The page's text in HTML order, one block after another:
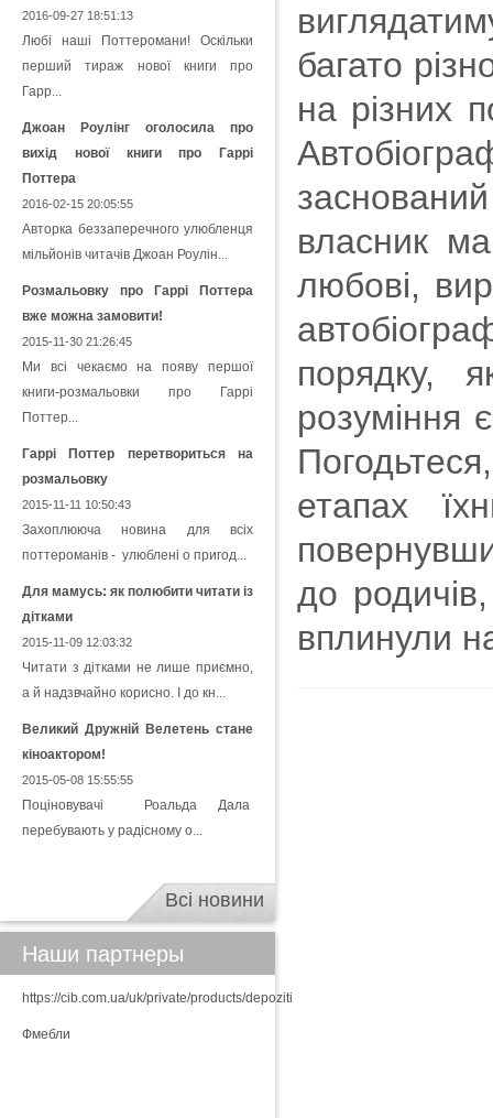
багато
на різних
власник
любові,
порядку,
розуміння
етапах
до родичів,
вплинули
2016-09-27 18:51:13
Любі наші Поттеромани! Оскільки
перший тираж нової книги про
Гарр...
Джоан Роулінг оголосила про
вихід нової книги про Гаррі
Поттера
2016-02-15 20:05:55
Авторка беззаперечного улюбленця
мільйонів читачів Джоан Роулін...
Розмальовку про Гаррі Поттера
вже можна замовити!
2015-11-30 21:26:45
Ми всі чекаємо на появу першої
книги-розмальовки про Гаррі
Поттер...
Гаррі Поттер перетвориться на
розмальовку
2015-11-11 10:50:43
Захоплююча новина для всіх
поттероманів - улюблені о пригод...
Для мамусь: як полюбити читати із
дітками
2015-11-09 12:03:32
Читати з дітками не лише приємно,
а й надзвчайно корисно. І до кн...
Великий Дружній Велетень стане
кіноактором!
2015-05-08 15:55:55
Поціновувачі Роальда Дала
перебувають у радісному о...
Всі новини
Наши партнеры
https://cib.com.ua/uk/private/products/depoziti
Фмебли